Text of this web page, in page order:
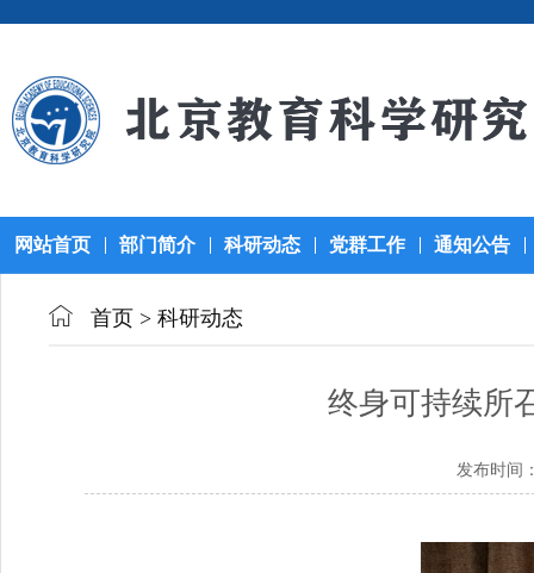
网站首页 部门简介 科研动态 党群工作 通知公告
首页 > 科研动态
终身可持续所
发布时间